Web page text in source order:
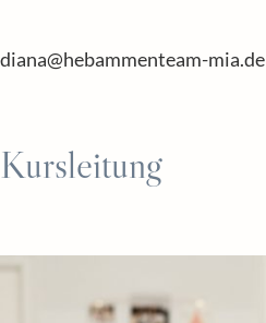
diana@hebammenteam-mia.de
Kursleitung